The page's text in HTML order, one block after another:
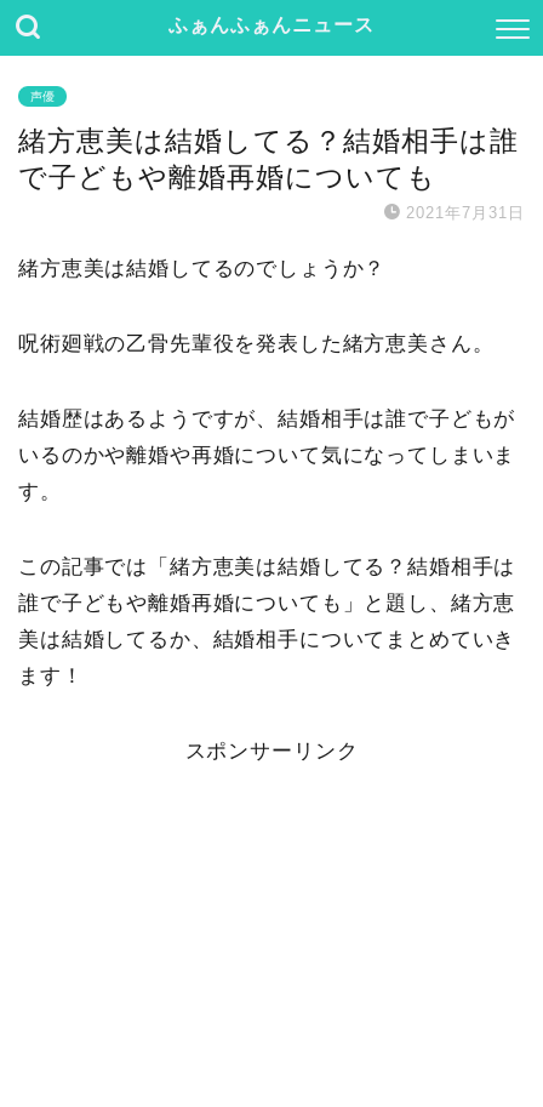
ふぁんふぁんニュース
声優
緒方恵美は結婚してる？結婚相手は誰
で子どもや離婚再婚についても
2021年7月31日
緒方恵美は結婚してるのでしょうか？
呪術廻戦の乙骨先輩役を発表した緒方恵美さん。
結婚歴はあるようですが、結婚相手は誰で子どもが
いるのかや離婚や再婚について気になってしまいま
す。
この記事では「緒方恵美は結婚してる？結婚相手は
誰で子どもや離婚再婚についても」と題し、緒方恵
美は結婚してるか、結婚相手についてまとめていき
ます！
スポンサーリンク